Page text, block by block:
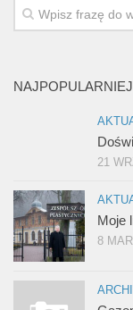
21
Moje
8